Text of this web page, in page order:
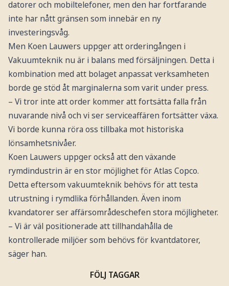
datorer och mobiltelefoner, men den har fortfarande
inte har nått gränsen som innebär en ny
investeringsvåg.
Men Koen Lauwers uppger att orderingången i
Vakuumteknik nu är i balans med försäljningen. Detta i
kombination med att bolaget anpassat verksamheten
borde ge stöd åt marginalerna som varit under press.
– Vi tror inte att order kommer att fortsätta falla från
nuvarande nivå och vi ser serviceaffären fortsätter växa.
Vi borde kunna röra oss tillbaka mot historiska
lönsamhetsnivåer.
Koen Lauwers uppger också att den växande
rymdindustrin är en stor möjlighet för Atlas Copco.
Detta eftersom vakuumteknik behövs för att testa
utrustning i rymdlika förhållanden. Även inom
kvandatorer ser affärsområdeschefen stora möjligheter.
– Vi är väl positionerade att tillhandahålla de
kontrollerade miljöer som behövs för kvantdatorer,
säger han.
FÖLJ TAGGAR